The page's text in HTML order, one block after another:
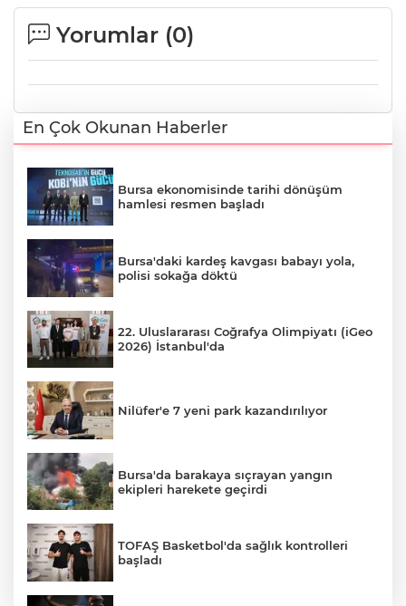
Yorumlar (0)
En Çok Okunan Haberler
Bursa ekonomisinde tarihi dönüşüm
hamlesi resmen başladı
Bursa'daki kardeş kavgası babayı yola,
polisi sokağa döktü
22. Uluslararası Coğrafya Olimpiyatı (iGeo
2026) İstanbul'da
Nilüfer'e 7 yeni park kazandırılıyor
Bursa'da barakaya sıçrayan yangın
ekipleri harekete geçirdi
TOFAŞ Basketbol'da sağlık kontrolleri
başladı